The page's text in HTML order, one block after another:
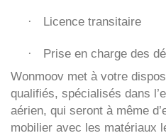
· Licence transitaire
·
Prise en charge des
Wonmoov met à votre
qualifiés, spécialisés dans
aérien, qui seront à même
mobilier avec les matériaux